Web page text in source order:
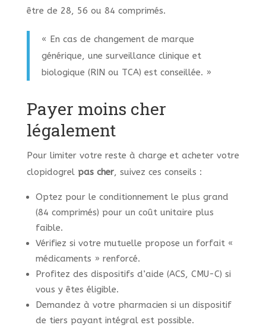
être de 28, 56 ou 84 comprimés.
« En cas de changement de marque
générique, une surveillance clinique et
biologique (RIN ou TCA) est conseillée. »
Payer moins cher
légalement
Pour limiter votre reste à charge et acheter votre
clopidogrel pas cher, suivez ces conseils :
Optez pour le conditionnement le plus grand
(84 comprimés) pour un coût unitaire plus
faible.
Vérifiez si votre mutuelle propose un forfait «
médicaments » renforcé.
Profitez des dispositifs d’aide (ACS, CMU-C) si
vous y êtes éligible.
Demandez à votre pharmacien si un dispositif
de tiers payant intégral est possible.